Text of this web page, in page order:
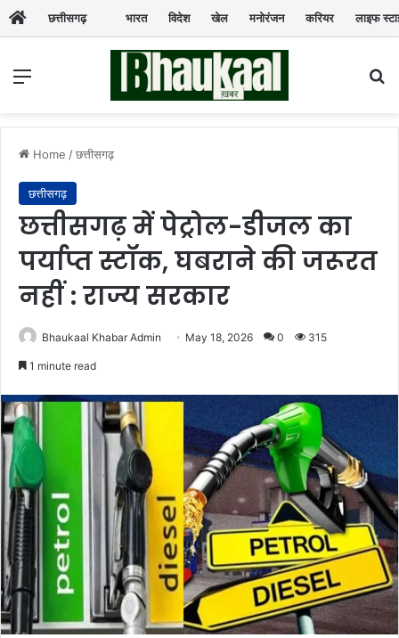
छत्तीसगढ़ भारत विदेश खेल मनोरंजन करियर लाइफ
Menu
Home /छत्तीसगढ़
छत्तीसगढ़
छत्तीसगढ़ में पेट्रोल-डीजल का
पर्याप्त स्टॉक, घबराने की जरूरत
नहीं : राज्य सरकार
Bhaukaal Khabar Admin May 18, 2026 0 315
1 minute read